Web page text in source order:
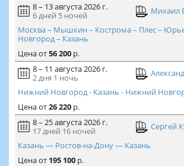
8 – 13 августа 2026 г.
6 дней 5 ночей
Михаил
Москва – Мышкин – Кострома – Плес –
Новгород – Казань
Ценаот56 200р.
8 – 11 августа 2026 г.
2 дня 1 ночь
Нижний Новгород - Казань - Нижний
Ценаот26 220р.
8 – 25 августа 2026 г.
17 дней 16 ночей
Сергей
Казань — Ростов-на-Дону — Казань
Ценаот 195 100р.